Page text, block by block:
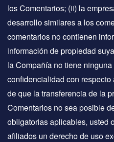
los Comentarios; (ii) la
desarrollo similares a los
comentarios no contienen
información de propiedad
la Compañía no tiene
confidencialidad con
de que la transferencia de la
Comentarios no sea posible
obligatorias aplicables, usted
afiliados un derecho de uso